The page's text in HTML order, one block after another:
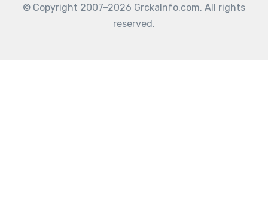
© Copyright 2007–2026 GrckaInfo.com. All rights
reserved.